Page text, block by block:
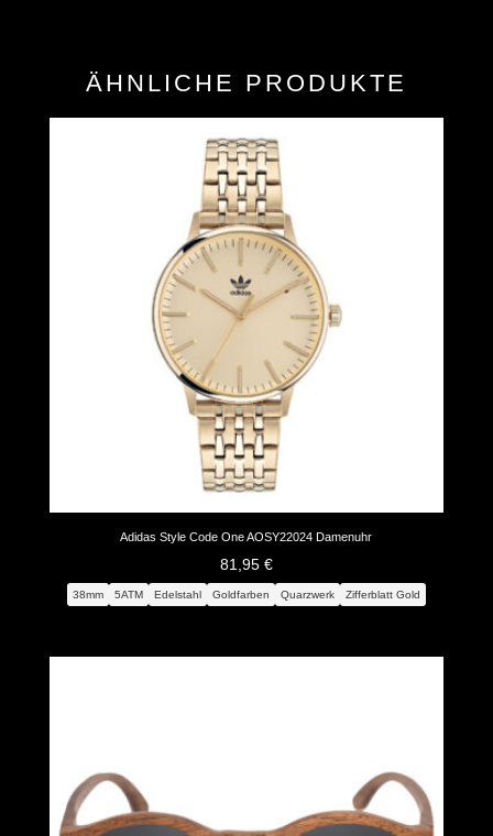
ÄHNLICHE PRODUKTE
Adidas Style Code One AOSY22024 Damenuhr
81,95 €
38mm 5ATM Edelstahl Goldfarben Quarzwerk Zifferblatt Gold